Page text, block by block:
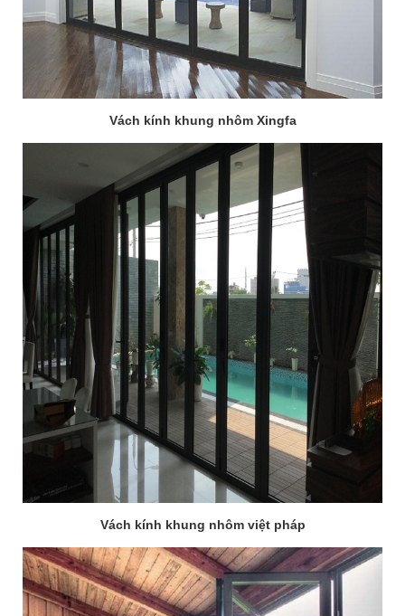
Vách kính khung nhôm Xingfa
Vách kính khung nhôm việt pháp